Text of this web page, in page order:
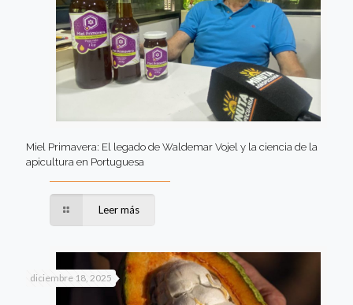
Miel Primavera: El legado de Waldemar Vojel y la ciencia de la
apicultura en Portuguesa
Leer más
diciembre 18, 2025